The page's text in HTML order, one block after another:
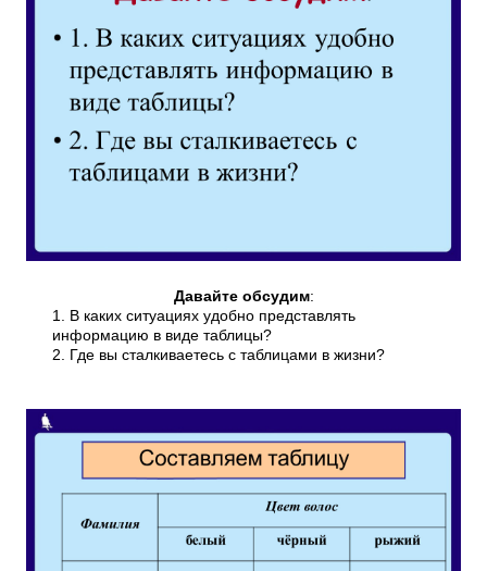
Давайте обсудим:
1. В каких ситуациях удобно представлять
информацию в виде таблицы?
2. Где вы сталкиваетесь с таблицами в жизни?